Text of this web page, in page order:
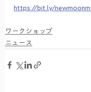
https://bit.ly/
ワークショップ
ニュース